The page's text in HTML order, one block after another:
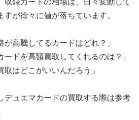
収録カードの相場は、日々変動して
が徐々に値が落ちています。
が高騰してるカードはどれ？」
ードを高額買取してくれるのは？」
取はどこがいいんだろう」
デュエマカードの買取する際は参考